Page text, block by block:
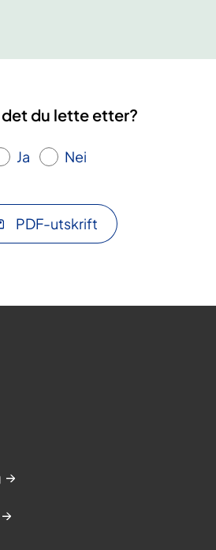
du lette etter?
Ja Nei
PDF-utskrift